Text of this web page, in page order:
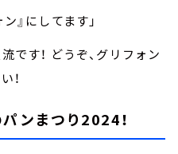
』にしてます」
です！ どうぞ、グリフォン
！
ンまつり2024！